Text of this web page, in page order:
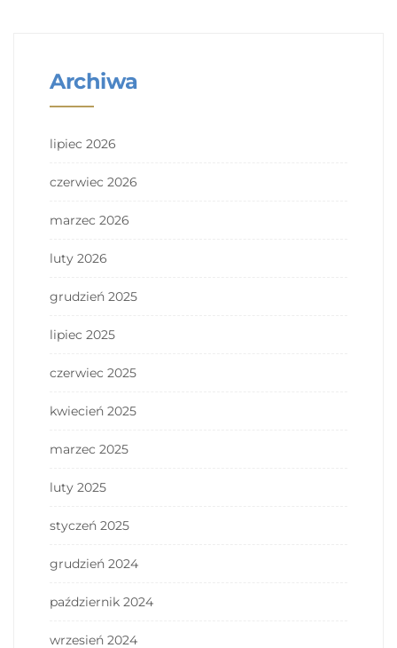
Archiwa
lipiec 2026
czerwiec 2026
marzec 2026
luty 2026
grudzień 2025
lipiec 2025
czerwiec 2025
kwiecień 2025
marzec 2025
luty 2025
styczeń 2025
grudzień 2024
październik 2024
wrzesień 2024